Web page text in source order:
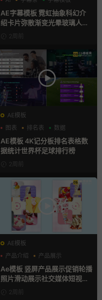
AE字幕模板 霓虹抽象科幻介
绍卡片弥散渐变光晕玻璃人名
2周前
AE模板
图表
排名表 数据
AE模板 4K记分板排名表格数
据统计世界杯足球排行榜
2周前
AE模板
产品介绍
产品展示
卡通模板
Ae模板 竖屏产品展示促销轮播
照片滑动展示社交媒体短视频
片头2周前